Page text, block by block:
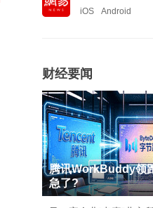
iOS
Android
财经要闻
腾讯WorkBuddy领
急了?